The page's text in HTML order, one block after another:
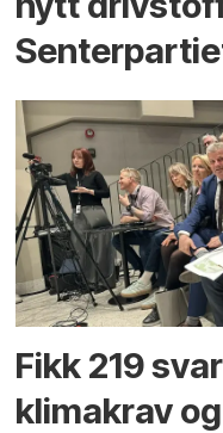
Fikk 219
klimakrav